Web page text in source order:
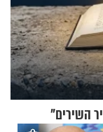
השירים"